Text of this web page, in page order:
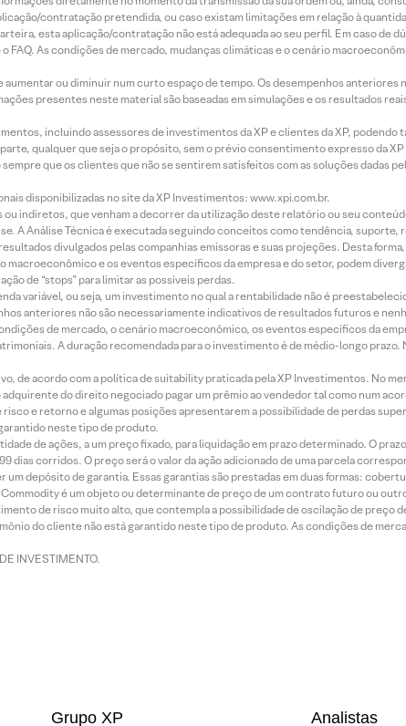
contratação pretendida, ou caso existam limitações em relação à
esta aplicação/contratação não está adequada ao seu perfil. Em caso de
As condições de mercado, mudanças climáticas e o cenário
ou diminuir num curto espaço de tempo. Os desempenhos anteriores
presentes neste material são baseadas em simulações e os resultados
incluindo assessores de investimentos da XP e clientes da XP, podendo
qualquer que seja o propósito, sem o prévio consentimento expresso da
que os clientes que não se sentirem satisfeitos com as soluções dadas
disponibilizadas no site da XP Investimentos: www.xpi.com.br.
indiretos, que venham a decorrer da utilização deste relatório ou seu
A Análise Técnica é executada seguindo conceitos como tendência, suporte,
divulgados pelas companhias emissoras e suas projeções. Desta
e os eventos específicos da empresa e do setor, podem
de “stops” para limitar as possíveis perdas.
variável, ou seja, um investimento no qual a rentabilidade não é
anteriores não são necessariamente indicativos de resultados futuros e
de mercado, o cenário macroeconômico, os eventos específicos da
A duração recomendada para o investimento é de médio-longo prazo.
de acordo com a política de suitability praticada pela XP Investimentos. No
do direito negociado pagar um prêmio ao vendedor tal como num
e retorno e algumas posições apresentarem a possibilidade de perdas
neste tipo de produto.
de ações, a um preço fixado, para liquidação em prazo determinado. O
corridos. O preço será o valor da ação adicionado de uma parcela
depósito de garantia. Essas garantias são prestadas em duas formas:
é um objeto ou determinante de preço de um contrato futuro ou
de risco muito alto, que contempla a possibilidade de oscilação de preço
do cliente não está garantido neste tipo de produto. As condições de
INVESTIMENTO.
Grupo XP Analistas